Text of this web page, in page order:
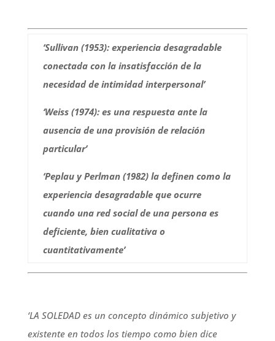
‘Sullivan (1953): experiencia desagradable
conectada con la insatisfacción de la
necesidad de intimidad interpersonal’
‘Weiss (1974): es una respuesta ante la
ausencia de una provisión de relación
particular’
‘Peplau y Perlman (1982) la definen como la
experiencia desagradable que ocurre
cuando una red social de una persona es
deficiente, bien cualitativa o
cuantitativamente’
‘LA SOLEDAD es un concepto dinámico subjetivo y
existente en todos los tiempo como bien dice